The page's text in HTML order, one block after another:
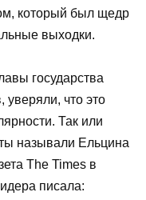
который был щедр
выходки.
государства
уверяли, что это
Так или
называли Ельцина
The Times в
писала: